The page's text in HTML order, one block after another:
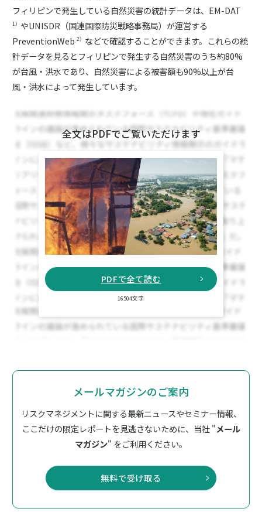
フィリピンで発生している自然災害の統計データは、EM-DAT
1） やUNISDR（国連国際防災戦略事務局）が運営する
PreventionWeb2） などで確認することができます。これらの統
計データを見るとフィリピンで発生する自然災害のうち約80%
が台風・洪水であり、自然災害による被害額も90%以上が台
風・洪水によって発生しています。
全文はPDFでご覧いただけます
PDFで全て読む
16504文字
メールマガジンのご案内
リスクマネジメントに関する最新ニュースやセミナー情報、
ここだけの限定レポートを見逃さないために、 当社 "メール
マガジン" をご利用ください。
無料で受け取る